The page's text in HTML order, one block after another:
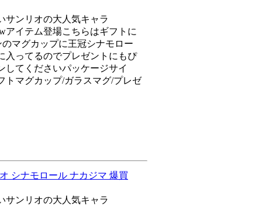
サンリオの大人気キャラ
アイテム登場こちらはギフトに
マグカップに王冠シナモロー
入ってるのでプレゼントにもぴ
してくださいパッケージサイ
トマグカップ/ガラスマグ/プレゼ
シナモロール ナカジマ 爆買
サンリオの大人気キャラ